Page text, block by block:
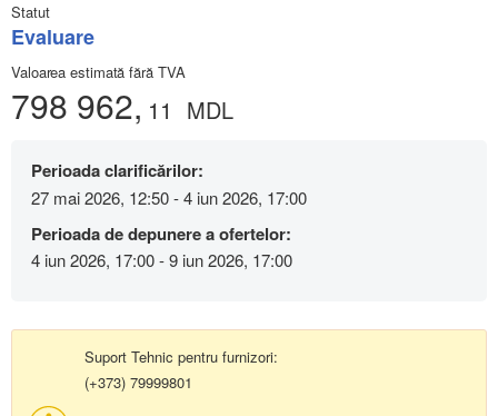
Statut
Evaluare
Valoarea estimată fără TVA
798 962, 11 MDL
Perioada clarificărilor:
27 mai 2026, 12:50 - 4 iun 2026, 17:00
Perioada de depunere a ofertelor:
4 iun 2026, 17:00 - 9 iun 2026, 17:00
Suport Tehnic pentru furnizori:
(+373) 79999801